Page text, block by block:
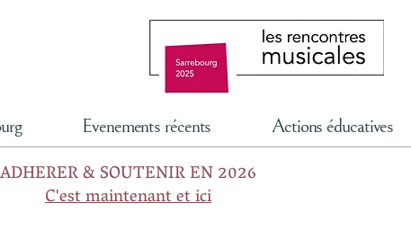
Evenements récents Actions éducatives
ADHERER & SOUTENIR EN 2026
C'est maintenant et ici